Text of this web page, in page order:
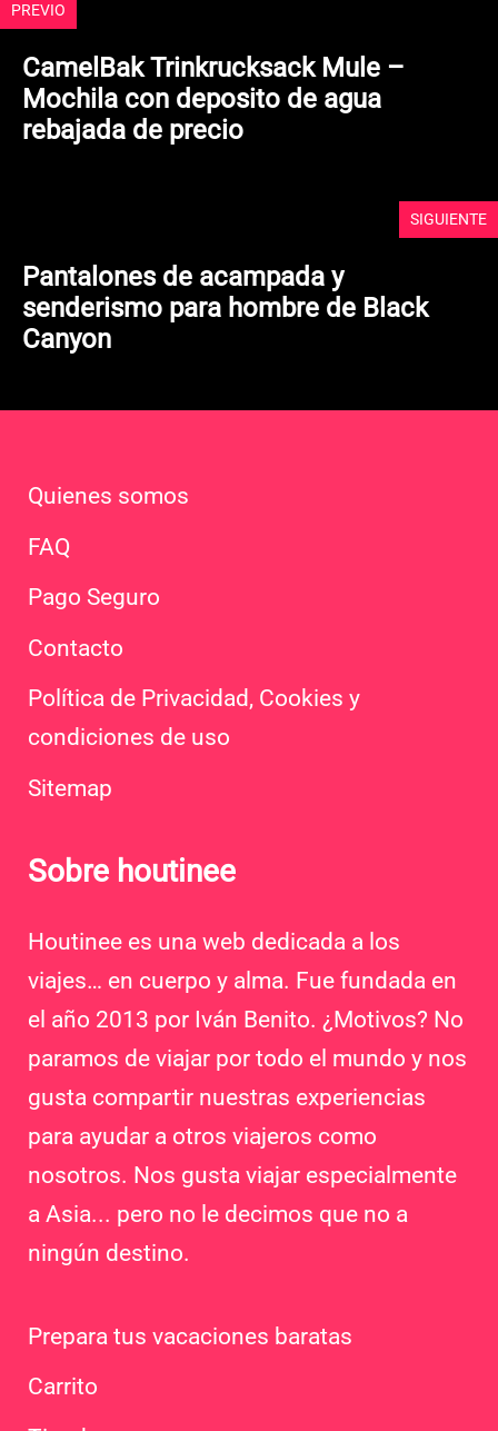
PREVIO
CamelBak Trinkrucksack Mule –
Mochila con deposito de agua
rebajada de precio
SIGUIENTE
Pantalones de acampada y
senderismo para hombre de Black
Canyon
Quienes somos
FAQ
Pago Seguro
Contacto
Política de Privacidad, Cookies y
condiciones de uso
Sitemap
Sobre houtinee
Houtinee es una web dedicada a los
viajes… en cuerpo y alma. Fue fundada en
el año 2013 por Iván Benito. ¿Motivos? No
paramos de viajar por todo el mundo y nos
gusta compartir nuestras experiencias
para ayudar a otros viajeros como
nosotros. Nos gusta viajar especialmente
a Asia... pero no le decimos que no a
ningún destino.
Prepara tus vacaciones baratas
Carrito